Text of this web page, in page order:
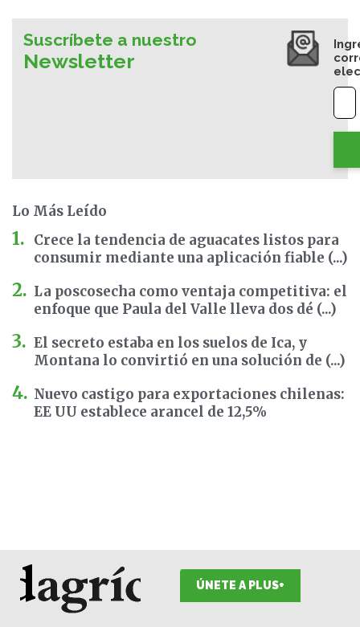
Suscríbete a nuestro
Newsletter
Lo Más Leído
Crece la tendencia de aguacates listos para
consumir mediante una aplicación fiable (...)
La poscosecha como ventaja competitiva: el
enfoque que Paula del Valle lleva dos dé (...)
El secreto estaba en los suelos de Ica, y
Montana lo convirtió en una solución de (...)
Nuevo castigo para exportaciones chilenas:
EE UU establece arancel de 12,5%
ÚNETE A PLUS+